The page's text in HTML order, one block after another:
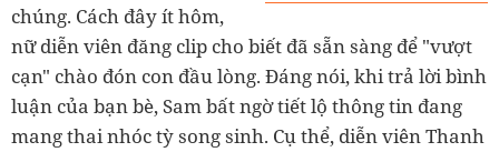
chúng. Cách đây ít hôm,
nữ diễn viên đăng clip cho biết đã sẵn sàng để "vượt
cạn" chào đón con đầu lòng. Đáng nói, khi trả lời bình
luận của bạn bè, Sam bất ngờ tiết lộ thông tin đang
mang thai nhóc tỳ song sinh. Cụ thể, diễn viên Thanh